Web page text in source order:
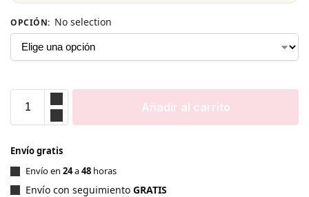
OPCIÓN: No selection
Añadir al carrito
Envío gratis
Envío en 24a48 horas
Envío con seguimiento GRATIS